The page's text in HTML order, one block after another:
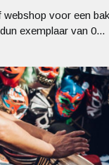
webshop voor een
exemplaar van 0...